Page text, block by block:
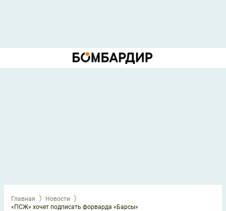
Главная
Новости
«ПСЖ» хочет подписать форварда «Барсы»